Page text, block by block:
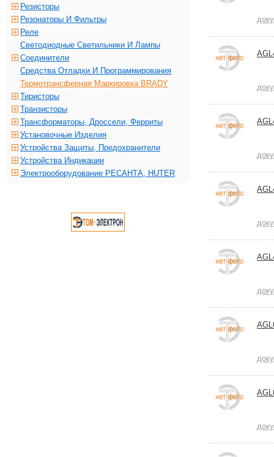
Резисторы
Резонаторы И Фильтры
Реле
Светодиодные Светильники И Лампы
Соединители
Средства Отладки И Программирования
Термотрансферная Маркировка BRADY
Тиристоры
Транзисторы
Трансформаторы, Дроссели, Ферриты
Установочные Изделия
Устройства Защиты, Предохранители
Устройства Индикации
Электрооборудование РЕСАНТА, HUTER